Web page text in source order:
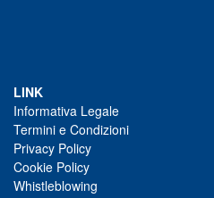
LINK
Informativa Legale
Termini e Condizioni
Privacy Policy
Cookie Policy
Whistleblowing